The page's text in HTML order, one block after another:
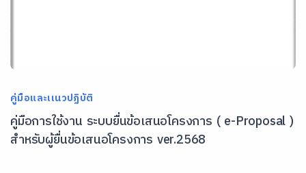
คู่มือและเเนวปฏิบัติ
คู่มือการใช้งาน ระบบยื่นข้อเสนอโครงการ ( e-Proposal )
สำหรับผู้ยื่นข้อเสนอโครงการ ver.2568